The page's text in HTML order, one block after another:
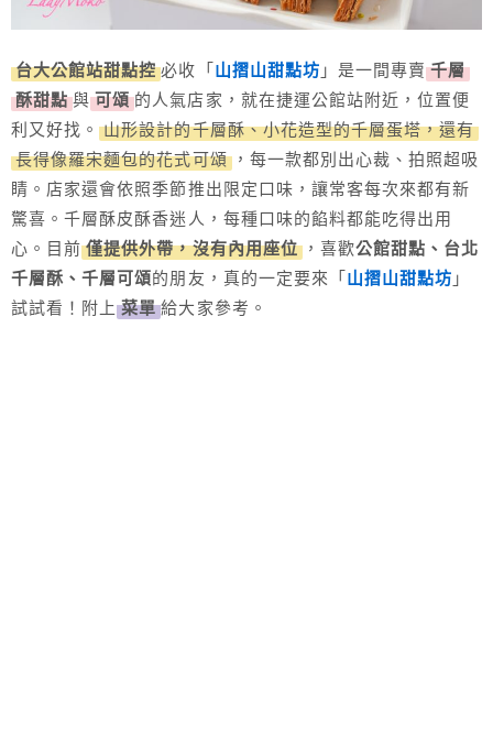
台大公館站甜點控 必收「 山摺山甜點坊 」是一間專賣 千層
酥甜點 與 可頌 的人氣店家，就在捷運公館站附近，位置便
利又好找。 山形設計的千層酥、小花造型的千層蛋塔，還有
長得像羅宋麵包的花式可頌 ，每一款都別出心裁、拍照超吸
睛。店家還會依照季節推出限定口味，讓常客每次來都有新
驚喜。千層酥皮酥香迷人，每種口味的餡料都能吃得出用
心。目前 僅提供外帶，沒有內用座位 ，喜歡公館甜點、台北
千層酥、千層可頌的朋友，真的一定要來「 山摺山甜點坊 」
試試看！附上 菜單 給大家參考。